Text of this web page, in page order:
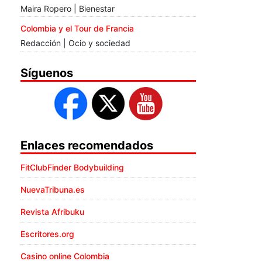
Maira Ropero | Bienestar
Colombia y el Tour de Francia
Redacción | Ocio y sociedad
Síguenos
Enlaces recomendados
FitClubFinder Bodybuilding
NuevaTribuna.es
Revista Afribuku
Escritores.org
Casino online Colombia